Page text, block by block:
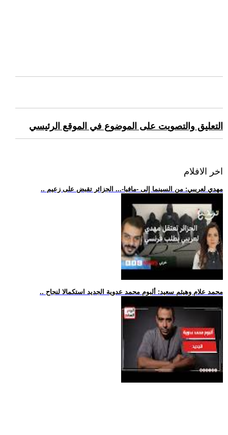
التعليق والتصويت على الموضوع في الموقع الرئيسي
اخر الافلام
.. مهدي لعريبي: من السينما إلى -مافيا-... الجزائر تقبض على زعيم
.. محمد علام وهيثم سعيد: ألبوم محمد عدوية الجديد استكمالا لنجاح